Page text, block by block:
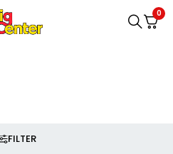
0
FILTER